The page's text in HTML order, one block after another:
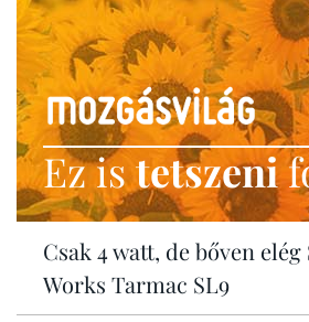
Ez istetszeni
Csak 4 watt, de bőven
Works Tarmac SL9